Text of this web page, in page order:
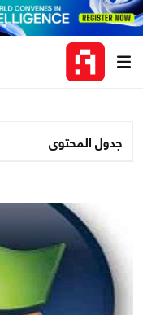
جدول المحتوى